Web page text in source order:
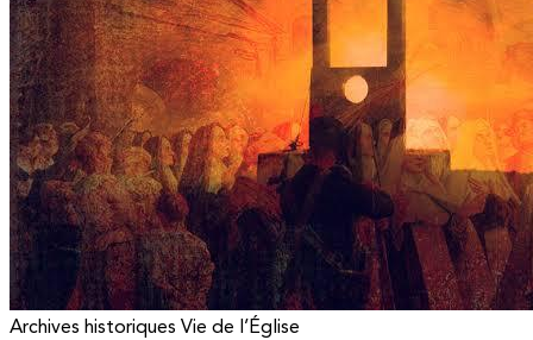
Archives historiques Vie de l’Église